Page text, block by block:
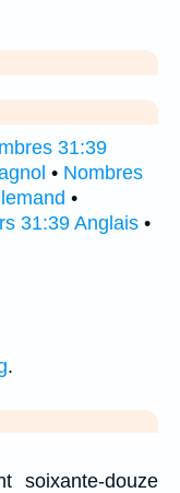
31:39
• Nombres
•
31:39 Anglais •
.
soixante-douze